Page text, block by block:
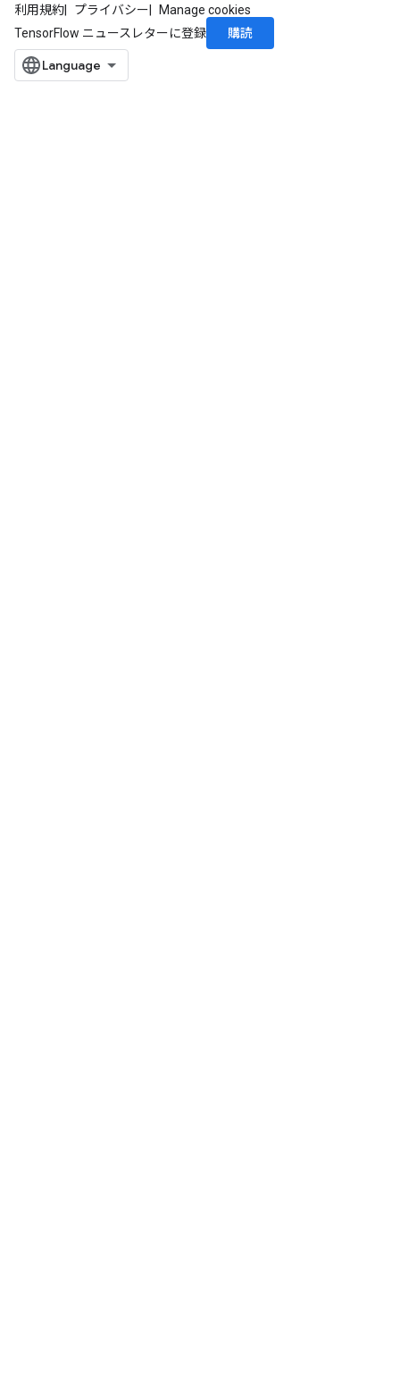
利用規約 プライバシー
Manage cookies
TensorFlow ニュースレターに登録
購読